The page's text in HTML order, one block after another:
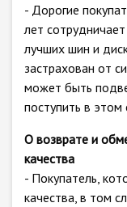
- Дорогие
лет
лучших шин и
застрахован от
может быть
поступить в этом
О возврате и
качества
- Покупатель,
качества, в том